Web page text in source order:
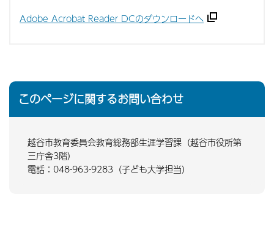
Adobe Acrobat Reader DCのダウンロードへ
このページに関するお問い合わせ
越谷市教育委員会教育総務部生涯学習課（越谷市役所第
三庁舎3階）
電話：048-963-9283（子ども大学担当）